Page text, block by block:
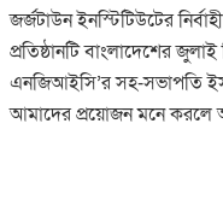
জর্জটাউন ইনস্টিটিউটের
প্রতিষ্ঠানটি বাংলাদেশের
এনজিআইসি’র সহ-সভাপতি
আমাদের প্রয়োজন মনে করলে